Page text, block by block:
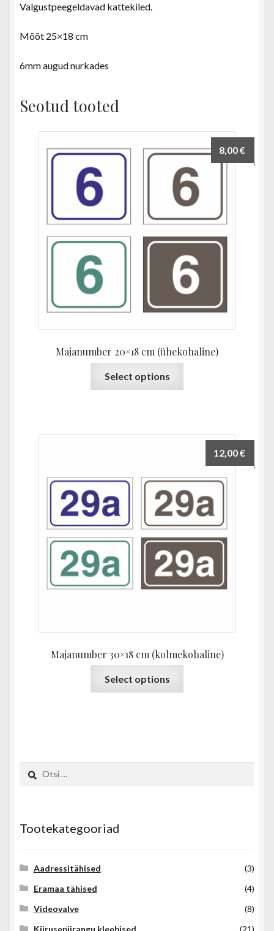
Valgustpeegeldavad kattekiled.
Mõõt 25×18 cm
6mm augud nurkades
Seotud tooted
Majanumber 20×18 cm (ühekohaline)
8,00€
Select options
teha
tootelehel.
Majanumber 30×18 cm (kolmekohaline)
12,00€
Select options
saab
Otsi:
Tootekategooriad
Aadressitähised
(3)
Eramaa tähised
(4)
Videovalve
(8)